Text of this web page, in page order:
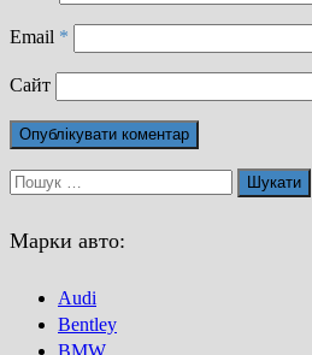
Email *
Сайт
Пошук:
Марки авто:
Audi
Bentley
BMW